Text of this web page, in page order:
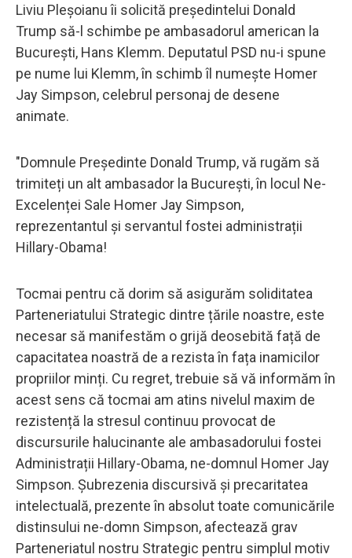
Liviu Pleșoianu îi solicită președintelui Donald
Trump să-l schimbe pe ambasadorul american la
București, Hans Klemm. Deputatul PSD nu-i spune
pe nume lui Klemm, în schimb îl numește Homer
Jay Simpson, celebrul personaj de desene
animate.
"Domnule Președinte Donald Trump, vă rugăm să
trimiteți un alt ambasador la București, în locul Ne-
Excelenței Sale Homer Jay Simpson,
reprezentantul și servantul fostei administrații
Hillary-Obama!
Tocmai pentru că dorim să asigurăm soliditatea
Parteneriatului Strategic dintre țările noastre, este
necesar să manifestăm o grijă deosebită față de
capacitatea noastră de a rezista în fața inamicilor
propriilor minți. Cu regret, trebuie să vă informăm în
acest sens că tocmai am atins nivelul maxim de
rezistență la stresul continuu provocat de
discursurile halucinante ale ambasadorului fostei
Administrații Hillary-Obama, ne-domnul Homer Jay
Simpson. Șubrezenia discursivă și precaritatea
intelectuală, prezente în absolut toate comunicările
distinsului ne-domn Simpson, afectează grav
Parteneriatul nostru Strategic pentru simplul motiv